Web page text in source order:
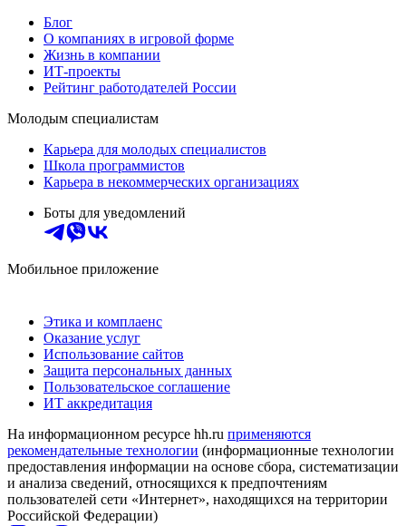
Блог
О компаниях в игровой форме
Жизнь в компании
ИТ-проекты
Рейтинг работодателей России
Молодым специалистам
Карьера для молодых специалистов
Школа программистов
Карьера в некоммерческих организациях
Боты для уведомлений
Мобильное приложение
Этика и комплаенс
Оказание услуг
Использование сайтов
Защита персональных данных
Пользовательское соглашение
ИТ аккредитация
На информационном ресурсе hh.ru применяются
рекомендательные технологии (информационные технологии
предоставления информации на основе сбора, систематизации
и анализа сведений, относящихся к предпочтениям
пользователей сети «Интернет», находящихся на территории
Российской Федерации)